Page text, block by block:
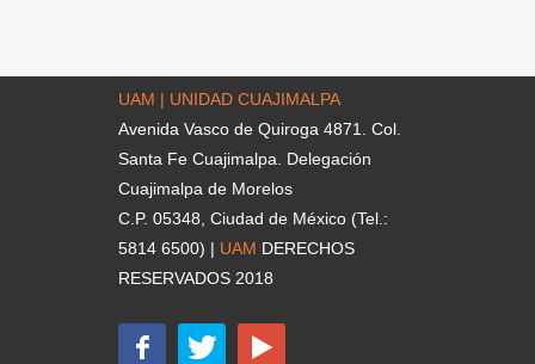
UAM | UNIDAD CUAJIMALPA
Avenida Vasco de Quiroga 4871. Col.
Santa Fe Cuajimalpa. Delegación
Cuajimalpa de Morelos
C.P. 05348, Ciudad de México (Tel.:
5814 6500) | UAM DERECHOS
RESERVADOS 2018